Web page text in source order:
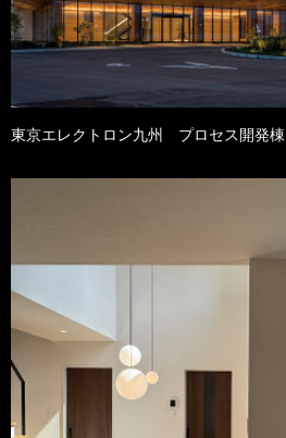
東京エレクトロン九州 プロセス開発棟